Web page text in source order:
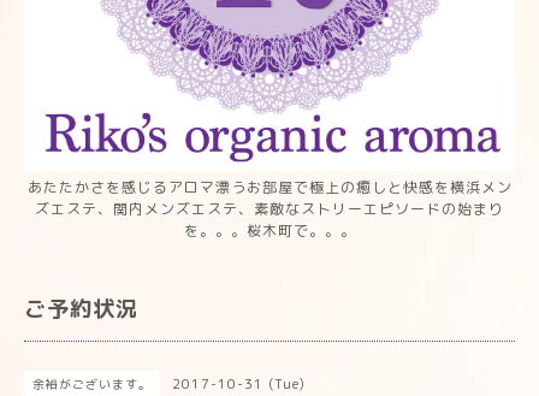
あたたかさを感じるアロマ漂うお部屋で極上の癒しと快感を横浜メン
ズエステ、関内メンズエステ、素敵なストリーエピソードの始まり
を。。。桜木町で。。。
ご予約状況
余裕がございます。 2017-10-31 (Tue)